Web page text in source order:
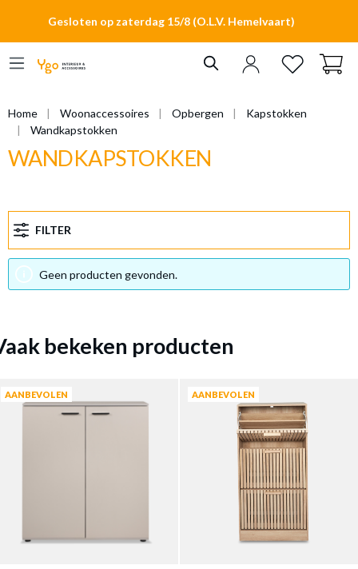
Gesloten op zaterdag 15/8 (O.L.V. Hemelvaart)
Home Woonaccessoires Opbergen
Kapstokken
Wandkapstokken
WANDKAPSTOKKEN
FILTER
Geen producten gevonden.
bekeken producten
AANBEVOLEN AANBEVOLEN